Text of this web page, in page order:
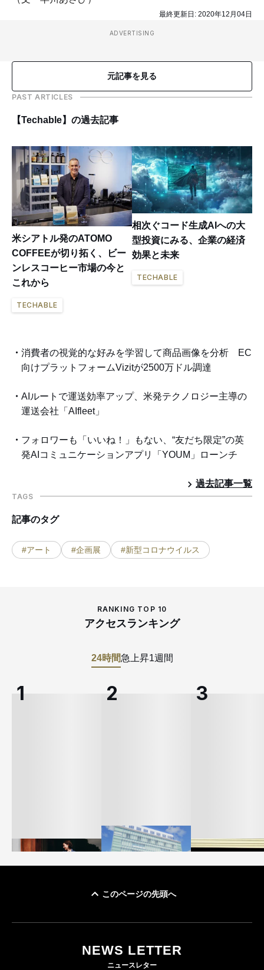
最終更新日: 2020年12月04日
ADVERTISING
元記事を見る
PAST ARTICLES
【Techable】の過去記事
米シアトル発のATOMO
COFFEEが切り拓く、ビー
ンレスコーヒー市場の今と
これから
TECHABLE
相次ぐコード生成AIへの大
型投資にみる、企業の経済
効果と未来
TECHABLE
消費者の視覚的な好みを学習して商品画像を分析 EC
向けプラットフォームVizitが2500万ドル調達
AIルートで運送効率アップ、米発テクノロジー主導の
運送会社「AIfleet」
フォロワーも「いいね！」もない、“友だち限定”の英
発AIコミュニケーションアプリ「YOUM」ローンチ
過去記事一覧
TAGS
記事のタグ
#アート #企画展 #新型コロナウイルス
RANKING TOP 10
アクセスランキング
24時間急上昇1週間
ケットなど7型を発売
FASHION
このページの先頭へ
NEWS LETTER
ニュースレター